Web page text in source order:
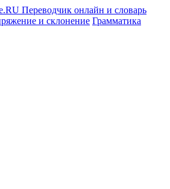
и склонение Грамматика